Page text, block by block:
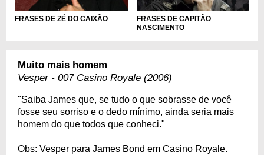
FRASES DE ZÉ DO CAIXÃO
FRASES DE CAPITÃO
NASCIMENTO
Muito mais homem
Vesper - 007 Casino Royale (2006)
"Saiba James que, se tudo o que sobrasse de você
fosse seu sorriso e o dedo mínimo, ainda seria mais
homem do que todos que conheci."
Obs: Vesper para James Bond em Casino Royale.